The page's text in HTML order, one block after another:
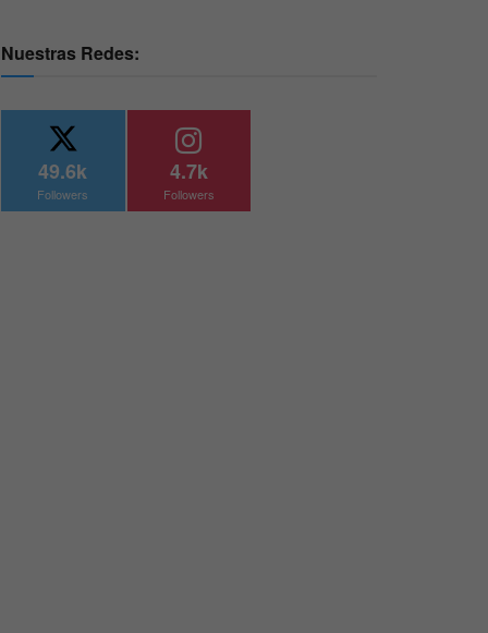
Nuestras Redes:
49.6k
Followers
4.7k
Followers